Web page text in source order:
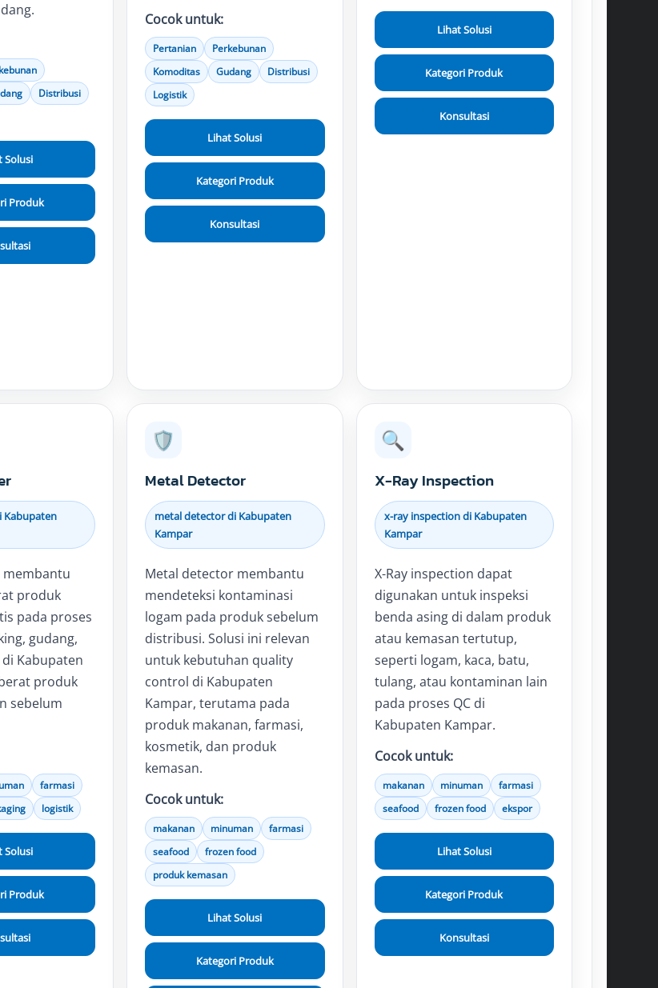
Distribusi
Solusi
Produk
Cocok untuk:
Pertanian
Perkebunan
Komoditas
Gudang
Distribusi
Logistik
Lihat Solusi
Kategori Produk
Konsultasi
Lihat Solusi
Kategori Produk
Konsultasi
Kabupaten
membantu
produk
pada proses
gudang,
Kabupaten
produk
sebelum
farmasi
logistik
Solusi
Produk
🛡️
Metal Detector
metal detector di Kabupaten
Kampar
Metal detector membantu
mendeteksi kontaminasi
logam pada produk sebelum
distribusi. Solusi ini relevan
untuk kebutuhan quality
control di Kabupaten
Kampar, terutama pada
produk makanan, farmasi,
kosmetik, dan produk
kemasan.
Cocok untuk:
makanan minuman
farmasi
seafood
frozen food
produk kemasan
Lihat Solusi
Kategori Produk
🔍
X-Ray Inspection
x-ray inspection di Kabupaten
Kampar
X-Ray inspection dapat
digunakan untuk inspeksi
benda asing di dalam produk
atau kemasan tertutup,
seperti logam, kaca, batu,
tulang, atau kontaminan lain
pada proses QC di
Kabupaten Kampar.
Cocok untuk:
makanan minuman
farmasi
seafood
frozen food ekspor
Lihat Solusi
Kategori Produk
Konsultasi